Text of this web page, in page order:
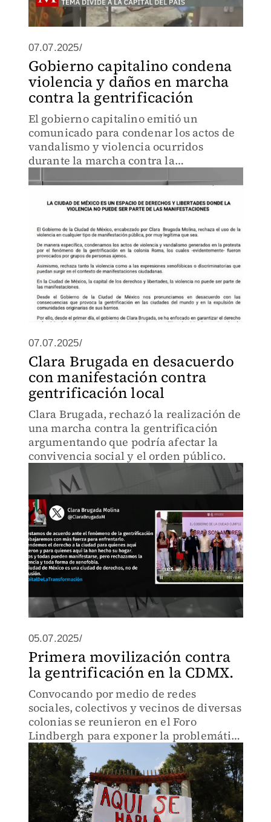
07.07.2025/
Gobierno capitalino condena
violencia y daños en marcha
contra la gentrificación
El gobierno capitalino emitió un
comunicado para condenar los actos de
vandalismo y violencia ocurridos
durante la marcha contra la
diálogo.
07.07.2025/
Clara Brugada en desacuerdo
con manifestación contra
gentrificación local
Clara Brugada, rechazó la realización de
una marcha contra la gentrificación
argumentando que podría afectar la
convivencia social y el orden público.
05.07.2025/
Primera movilización contra
la gentrificación en la CDMX.
Convocando por medio de redes
sociales, colectivos y vecinos de diversas
colonias se reunieron en el Foro
Lindbergh para exponer la problemática
social que conlleva la gentrificación en
la Ciudad.